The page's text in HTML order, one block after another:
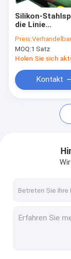
Kontakt mit
Neuigkeiten
Bitte um ein
Silikon-
die Linie
Trennsäge-
bearbeitet
aufschlitzt
Preis:Verhandelbar
MOQ:1 Satz
Holen Sie sich
Kontakt